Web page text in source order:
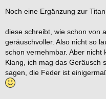
i
g
Noch eine Ergänzung zur
diese schreibt, wie schon von
geräuschvoller. Also nicht so
schon vernehmbar. Aber nicht
Klang, ich mag das Geräusch
sagen, die Feder ist